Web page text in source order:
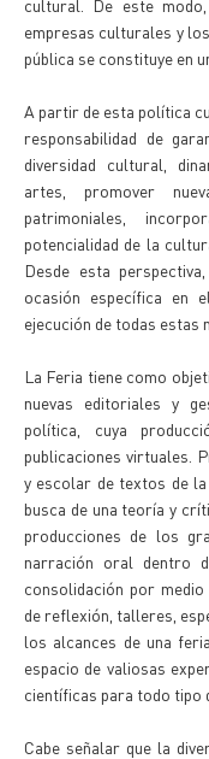
cultural. De este
empresas culturales y
pública se constituye en
A partir de esta política
responsabilidad de
diversidad cultural,
artes, promover
patrimoniales,
potencialidad de la
Desde esta
ocasión específica en
ejecución de todas estas
La Feria tiene como
nuevas editoriales y
política, cuya
publicaciones virtuales.
y escolar de textos de
busca de una teoría y
producciones de los
narración oral dentro
consolidación por
de reflexión, talleres,
los alcances de una
espacio de valiosas
científicas para todo tipo
Cabe señalar que la